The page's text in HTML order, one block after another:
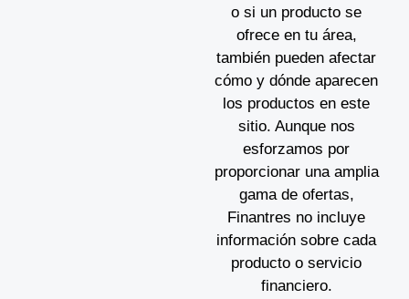
o si un producto se
ofrece en tu área,
también pueden afectar
cómo y dónde aparecen
los productos en este
sitio. Aunque nos
esforzamos por
proporcionar una amplia
gama de ofertas,
Finantres no incluye
información sobre cada
producto o servicio
financiero.